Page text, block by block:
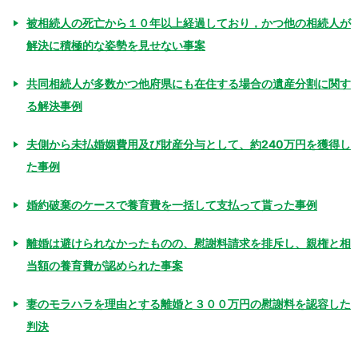
被相続人の死亡から１０年以上経過しており，かつ他の相続人が
解決に積極的な姿勢を見せない事案
共同相続人が多数かつ他府県にも在住する場合の遺産分割に関す
る解決事例
夫側から未払婚姻費用及び財産分与として、約240万円を獲得し
た事例
婚約破棄のケースで養育費を一括して支払って貰った事例
離婚は避けられなかったものの、慰謝料請求を排斥し、親権と相
当額の養育費が認められた事案
妻のモラハラを理由とする離婚と３００万円の慰謝料を認容した
判決